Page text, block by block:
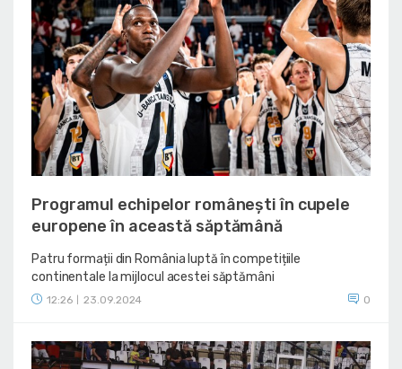
Programul echipelor românești în cupele
europene în această săptămână
Patru formații din România luptă în competițiile
continentale la mijlocul acestei săptămâni
12:26 23.09.2024 0